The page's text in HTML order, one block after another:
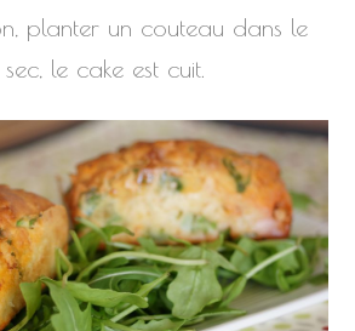
planter un couteau dans le
le cake est cuit.